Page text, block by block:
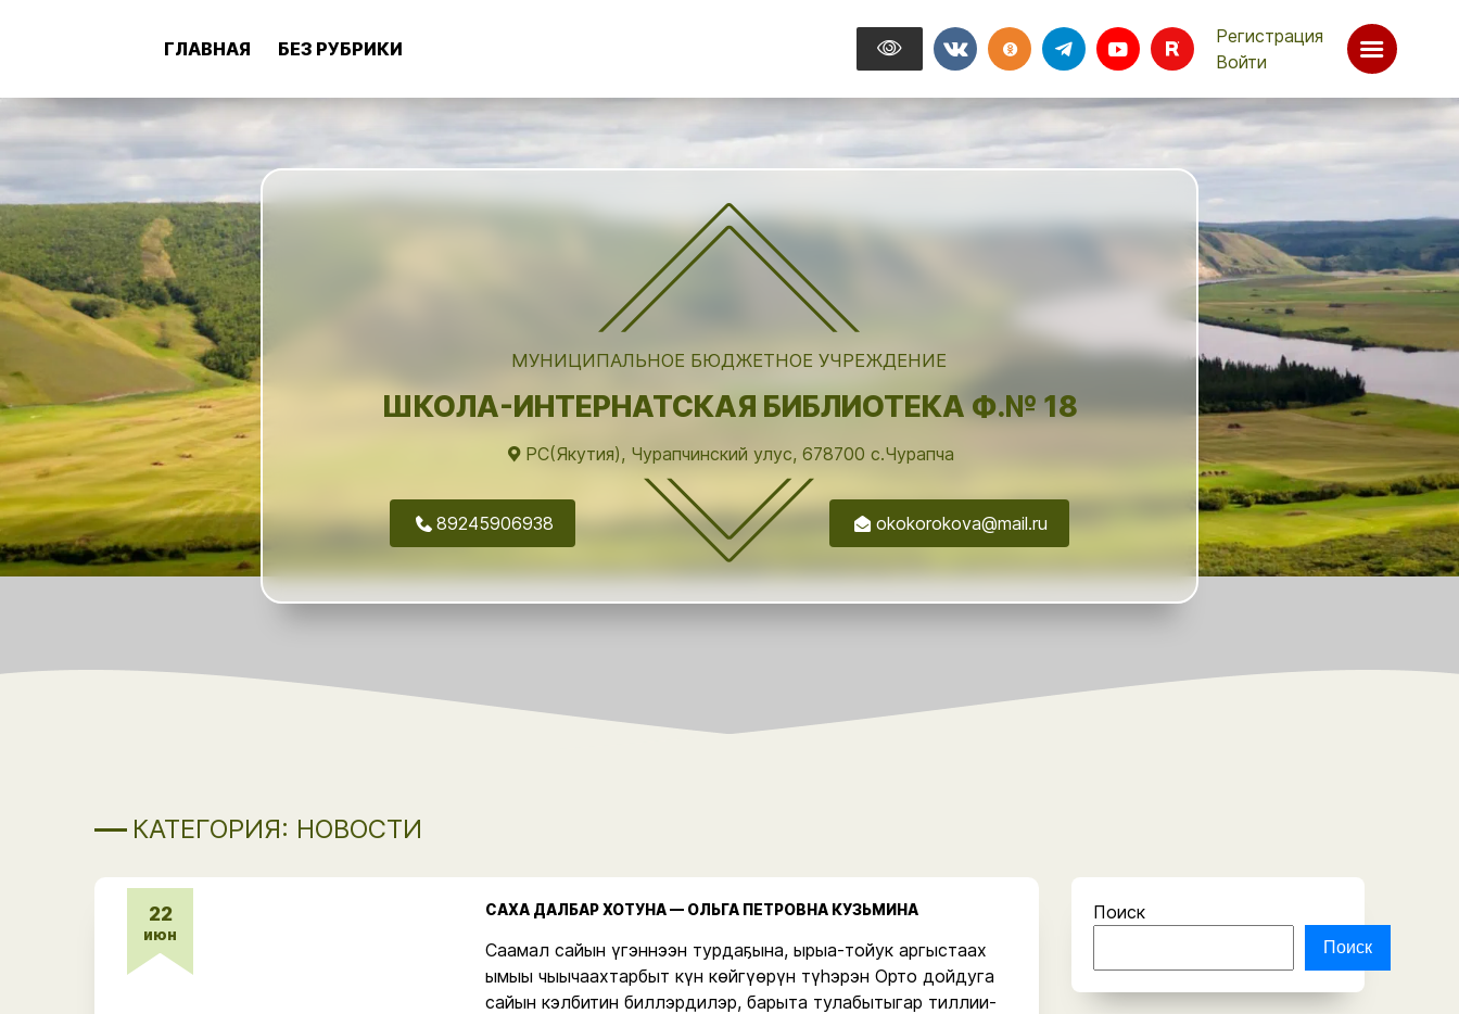
ГЛАВНАЯ БЕЗ РУБРИКИ
Регистрация
Войти
МУНИЦИПАЛЬНОЕ БЮДЖЕТНОЕ УЧРЕЖДЕНИЕ
ШКОЛА-ИНТЕРНАТСКАЯ БИБЛИОТЕКА Ф.№ 18
РС(Якутия), Чурапчинский улус, 678700 с.Чурапча
89245906938 okokorokova@mail.ru
КАТЕГОРИЯ: НОВОСТИ
22
июн
САХА ДАЛБАР ХОТУНА — ОЛЬГА ПЕТРОВНА КУЗЬМИНА
Саамал сайын үгэннээн турдаҕына, ырыа-тойук аргыстаах
ымыы чыычаахтарбыт күн көйгүөрүн түһэрэн Орто дойдуга
сайын кэлбитин биллэрдилэр, барыта тулабытыгар тиллии-
Поиск
Поиск